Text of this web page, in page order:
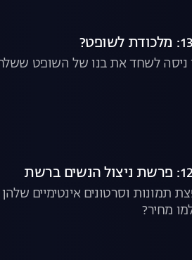
ניסה לשחד את בנו של השופט
להפצת תמונות וסרטונים
מחיר?